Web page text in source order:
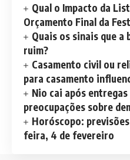
Qual o Impacto da
Orçamento Final da
Quais os sinais que
ruim?
Casamento civil ou
para casamento
Nio cai após
preocupações sobre
Horóscopo:
feira, 4 de fevereiro